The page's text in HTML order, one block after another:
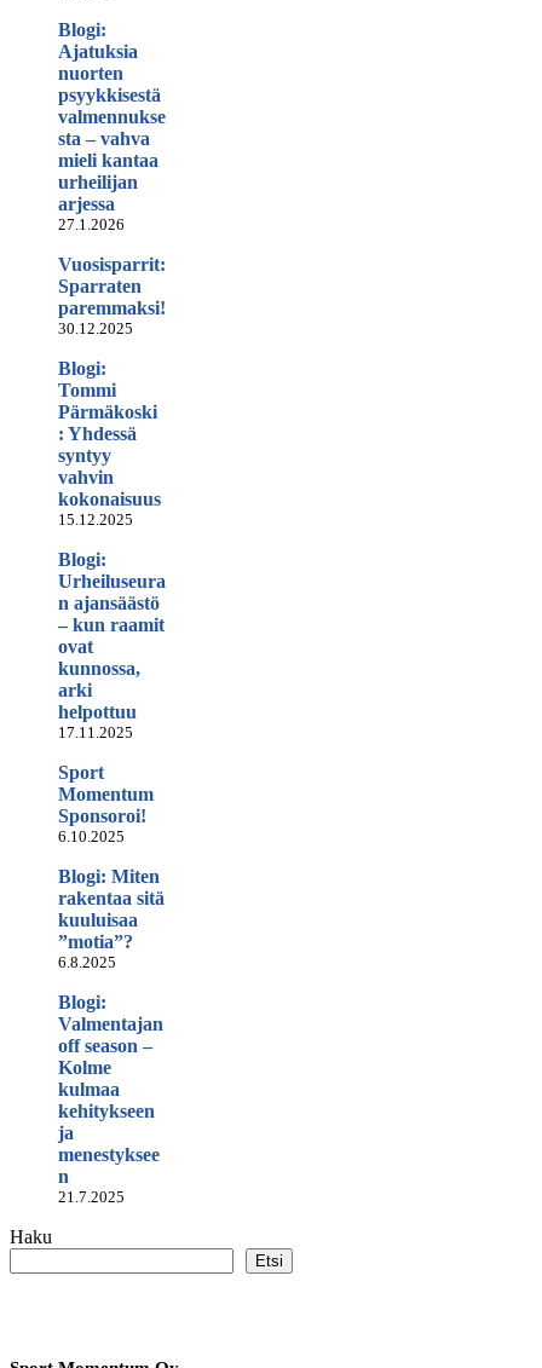
Blogi:
Ajatuksia
nuorten
psyykkisestä
valmennukse
sta – vahva
mieli kantaa
urheilijan
arjessa
27.1.2026
Vuosisparrit:
Sparraten
paremmaksi!
30.12.2025
Blogi:
Tommi
Pärmäkoski
: Yhdessä
syntyy
vahvin
kokonaisuus
15.12.2025
Blogi:
Urheiluseura
n ajansäästö
– kun raamit
ovat
kunnossa,
arki
helpottuu
17.11.2025
Sport
Momentum
Sponsoroi!
6.10.2025
Blogi: Miten
rakentaa sitä
kuuluisaa
”motia”?
6.8.2025
Blogi:
Valmentajan
off season –
Kolme
kulmaa
kehitykseen
ja
menestyksee
n
21.7.2025
Haku
Etsi